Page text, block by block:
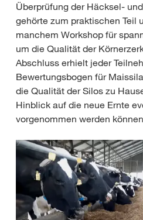
Überprüfung der Häcksel-
gehörte zum praktischen Teil
manchem Workshop für
um die Qualität der
Abschluss erhielt jeder
Bewertungsbogen für
die Qualität der Silos zu
Hinblick auf die neue Ernte
vorgenommen werden